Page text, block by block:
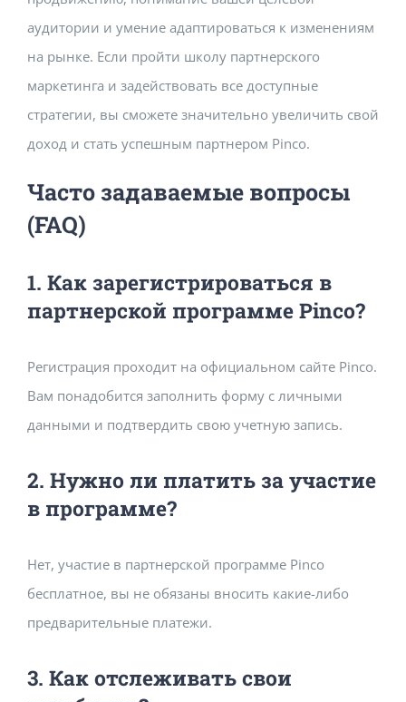
аудитории и умение адаптироваться к изменениям
на рынке. Если пройти школу партнерского
маркетинга и задействовать все доступные
стратегии, вы сможете значительно увеличить свой
доход и стать успешным партнером Pinco.
Часто задаваемые вопросы
(FAQ)
1. Как зарегистрироваться в
партнерской программе Pinco?
Регистрация проходит на официальном сайте Pinco.
Вам понадобится заполнить форму с личными
данными и подтвердить свою учетную запись.
2. Нужно ли платить за участие
в программе?
Нет, участие в партнерской программе Pinco
бесплатное, вы не обязаны вносить какие-либо
предварительные платежи.
3. Как отслеживать свои